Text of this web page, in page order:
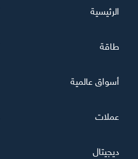
الرئيسية
طاقة
أسواق عالمية
عملات
ديجيتال